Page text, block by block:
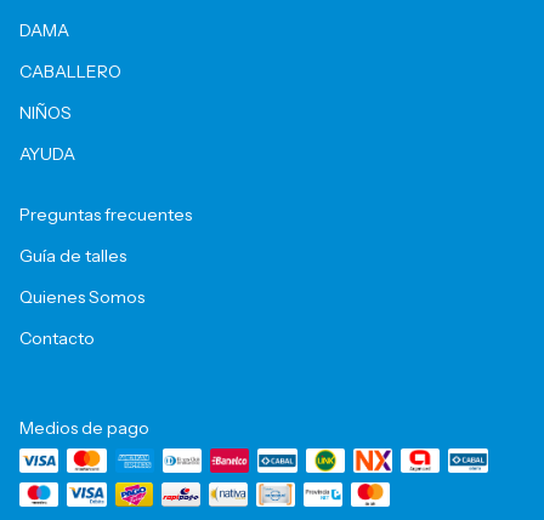
DAMA
CABALLERO
NIÑOS
AYUDA
Preguntas frecuentes
Guía de talles
Quienes Somos
Contacto
Medios de pago